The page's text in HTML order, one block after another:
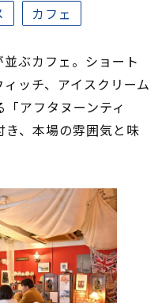
カフェ
ぶカフェ。ショート
ッチ、アイスクリーム
アフタヌーンティ
、本場の雰囲気と味